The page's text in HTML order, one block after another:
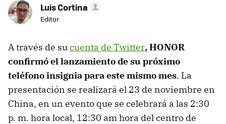
Luis Cortina
Editor
A través de sucuenta de Twitter, HONOR
confirmó el lanzamiento de su próximo
teléfono insignia para este mismo mes. La
presentación se realizará el 23 de noviembre en
China, en un evento que se celebrará a las 2:30
p. m. hora local, 12:30 am hora del centro de